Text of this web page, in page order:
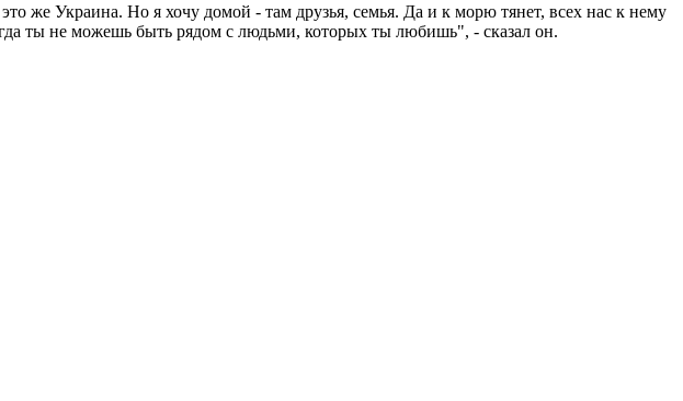
же Украина. Но я хочу домой - там друзья, семья. Да и к морю тянет, всех нас к нему
ты не можешь быть рядом с людьми, которых ты любишь", - сказал он.